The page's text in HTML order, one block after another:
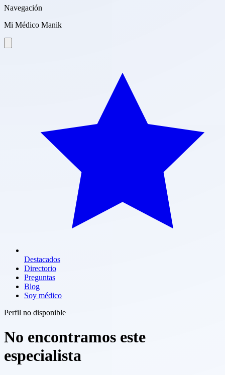
Navegación
Mi Médico Manik
Destacados
Directorio
Preguntas
Blog
Soy médico
Perfil no disponible
No encontramos este
especialista